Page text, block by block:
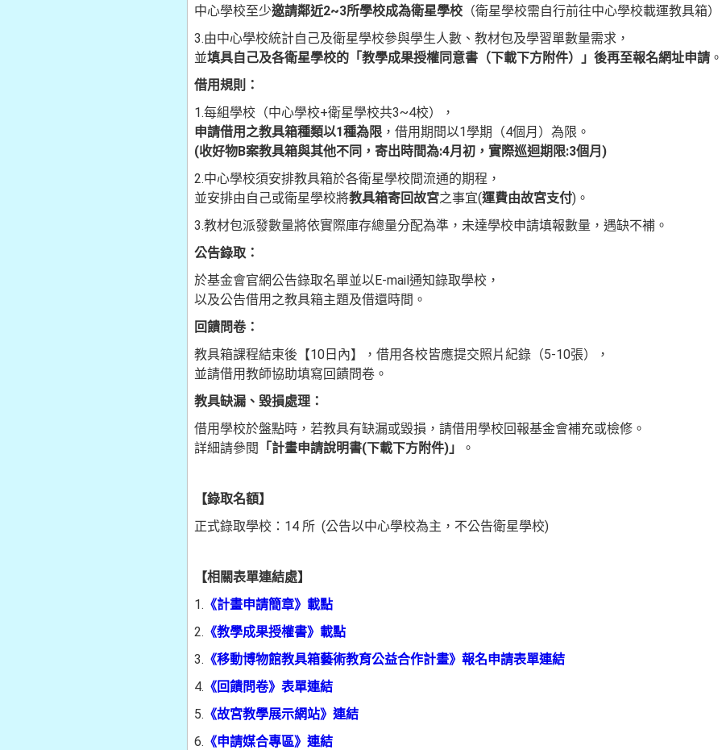
中心學校至少邀請鄰近2~3所學校成為衛星學校 （衛星學校需自行前往中心學校載運教具箱
3.由中心學校統計自己及衛星學校參與學生人數、教材包及學習單數量需求，
並填具自己及各衛星學校的「教學成果授權同意書（下載下方附件）」後再至報名網址申請 。
借用規則：
1.每組學校（中心學校+衛星學校共3~4校），
申請借用之教具箱種類以1種為限 ，借用期間以1學期（4個月）為限。
(收好物B案教具箱與其他不同，寄出時間為:4月初，實際巡迴期限:3個月)
2.中心學校須安排教具箱於各衛星學校間流通的期程，
並安排由自己或衛星學校將教具箱寄回故宮之事宜(運費由故宮支付)。
3.教材包派發數量將依實際庫存總量分配為準，未達學校申請填報數量，遇缺不補。
公告錄取：
於基金會官網公告錄取名單並以E-mail通知錄取學校，
以及公告借用之教具箱主題及借還時間。
回饋問卷：
教具箱課程結束後【10日內】，借用各校皆應提交照片紀錄（5-10張），
並請借用教師協助填寫回饋問卷。
教具缺漏、毀損處理：
借用學校於盤點時，若教具有缺漏或毀損，請借用學校回報基金會補充或檢修。
詳細請參閱
「計畫申請說明書(下載下方附件)」 。
【錄取名額】
正式錄取學校：14 所 (公告以中心學校為主，不公告衛星學校)
【相關表單連結處】
1. 《計畫申請簡章》載點
2. 《教學成果授權書》載點
3. 《移動博物館教具箱藝術教育公益合作計畫》報名申請表單連結
4. 《回饋問卷》表單連結
5. 《故宮教學展示網站》連結
6. 《申請媒合專區》連結